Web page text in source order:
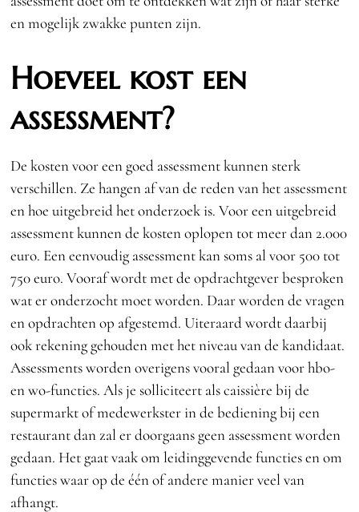
en mogelijk zwakke punten zijn.
Hoeveel kost een
assessment?
De kosten voor een goed assessment kunnen sterk
verschillen. Ze hangen af van de reden van het assessment
en hoe uitgebreid het onderzoek is. Voor een uitgebreid
assessment kunnen de kosten oplopen tot meer dan 2.000
euro. Een eenvoudig assessment kan soms al voor 500 tot
750 euro. Vooraf wordt met de opdrachtgever besproken
wat er onderzocht moet worden. Daar worden de vragen
en opdrachten op afgestemd. Uiteraard wordt daarbij
ook rekening gehouden met het niveau van de kandidaat.
Assessments worden overigens vooral gedaan voor hbo-
en wo-functies. Als je solliciteert als caissière bij de
supermarkt of medewerkster in de bediening bij een
restaurant dan zal er doorgaans geen assessment worden
gedaan. Het gaat vaak om leidinggevende functies en om
functies waar op de één of andere manier veel van
afhangt.